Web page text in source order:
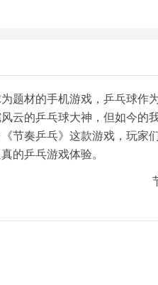
题材的手机游戏，乒乓球作
云的乒乓球大神，但如今的
节奏乒乓》这款游戏，玩家
的乒乓游戏体验。